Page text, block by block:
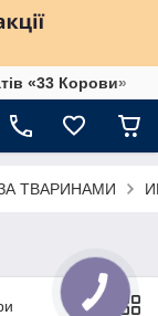
«33 Корови»
ТВАРИНАМИ